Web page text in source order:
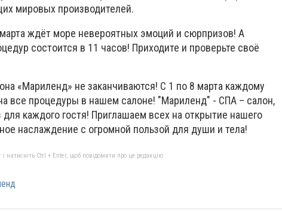
мировых производителей.
ждёт море невероятных эмоций и сюрпризов! А
состоится в 11 часов! Приходите и проверьте своё
«Мариленд» не заканчиваются! С 1 по 8 марта каждому
все процедуры в нашем салоне! "Мариленд" - СПА – салон,
каждого гостя! Приглашаем всех на открытие нашего
наслаждение с огромной пользой для души и тела!
натисніть Ctrl + Enter, щоб повідомити про це редакцію